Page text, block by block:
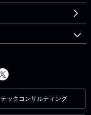
テックコンサルティング